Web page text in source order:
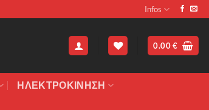
Infos
0.00€
ΗΛΕΚΤΡΟΚΙΝΗΣΗ